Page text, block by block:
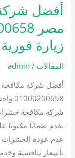
أفضل
زيارة فورية
المقالات /
admin
أفضل شركة
شركة مكافحة
نقدم ضمانًا مكتوبًا
عدم عودة
بأسعار تنافسية
أفضل
مكافحة
حشرات
في
01000200658
واحصل
على
زيارة
فورية